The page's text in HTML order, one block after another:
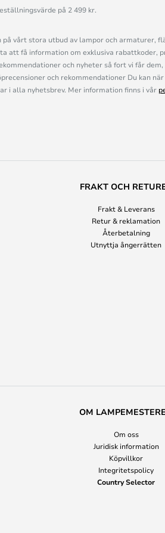
på 2 499 kr.
på vårt stora utbud av lampor och armaturer,
att få information om exklusiva rabattkoder,
och nyheter så fort vi får
och rekommendationer Du kan
i alla nyhetsbrev. Mer information finns i vår
FRAKT OCH
Frakt & Leverans
Retur & reklamation
Återbetalning
Utnyttja ångerrätten
OM
Om oss
Juridisk information
Köpvillkor
Integritetspolicy
Country Selector